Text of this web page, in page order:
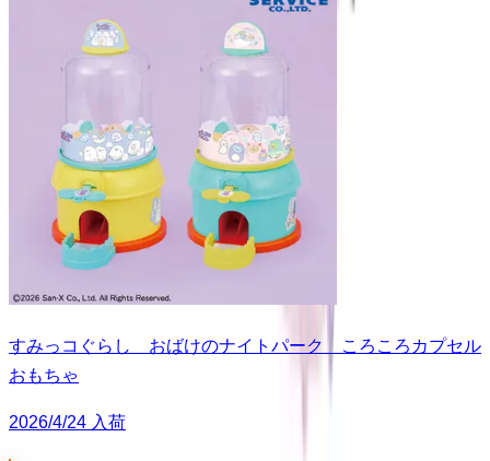
すみっコぐらし おばけのナイトパーク ころころカプセル
おもちゃ
2026/4/24 入荷